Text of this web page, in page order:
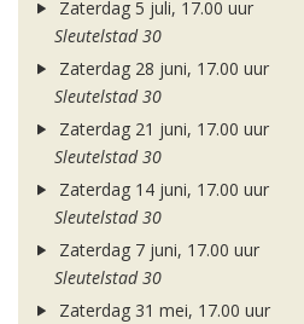
Zaterdag 5 juli, 17.00 uur
Sleutelstad 30
Zaterdag 28 juni, 17.00 uur
Sleutelstad 30
Zaterdag 21 juni, 17.00 uur
Sleutelstad 30
Zaterdag 14 juni, 17.00 uur
Sleutelstad 30
Zaterdag 7 juni, 17.00 uur
Sleutelstad 30
Zaterdag 31 mei, 17.00 uur